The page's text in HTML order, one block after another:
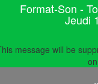
Format-Son -
Jeudi
message will be